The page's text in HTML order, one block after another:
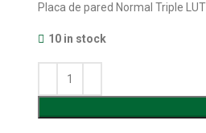
Placa de pared Normal Triple
10 in stock